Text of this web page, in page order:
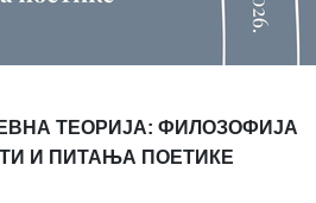
ТЕОРИЈА: ФИЛОЗОФИЈА
И ПИТАЊА ПОЕТИКЕ